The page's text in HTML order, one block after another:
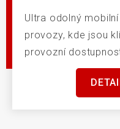
Ultra odolný
provozy, kde jsou
provozní